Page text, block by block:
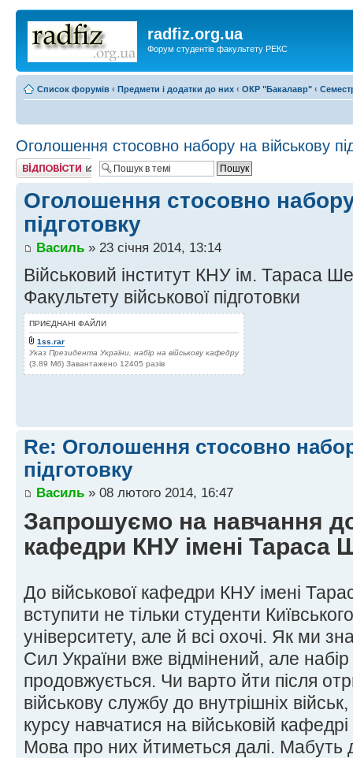
radfiz.org.ua
Форум студентів факультету РЕКС
Список форумів ‹ Предмети і додатки до них ‹ ОКР "Бакалавр" ‹
Оголошення стосовно набору на військову
Відповісти
Оголошення стосовно
підготовку
Василь » 23 січня 2014, 13:14
Військовий інститут КНУ ім. Тараса
Факультету військової підготовки
ПРИЄДНАНІ ФАЙЛИ
1ss.rar
Указ Президента України, набір на військову кафедру
(3.89 Мб) Завантажено 12405 разів
Re: Оголошення стосовно
підготовку
Василь » 08 лютого 2014, 16:47
Запрошуємо на навчання до
кафедри КНУ імені Тараса
До військової кафедри КНУ імені
вступити не тільки студенти
університету, але й всі охочі. Як ми
Сил України вже відмінений, але набір
продовжується. Чи варто йти після
військову службу до внутрішніх
курсу навчатися на військовій
Мова про них йтиметься далі. Мабуть